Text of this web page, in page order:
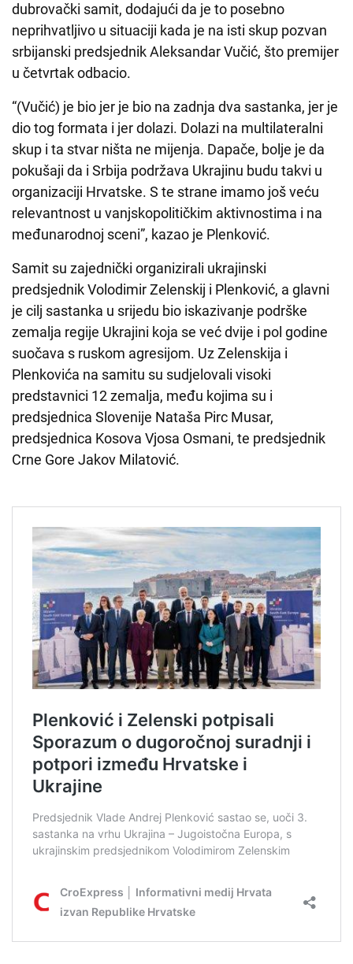
dubrovački samit, dodajući da je to posebno
neprihvatljivo u situaciji kada je na isti skup pozvan
srbijanski predsjednik Aleksandar Vučić, što premijer
u četvrtak odbacio.
“(Vučić) je bio jer je bio na zadnja dva sastanka, jer je
dio tog formata i jer dolazi. Dolazi na multilateralni
skup i ta stvar ništa ne mijenja. Dapače, bolje je da
pokušaji da i Srbija podržava Ukrajinu budu takvi u
organizaciji Hrvatske. S te strane imamo još veću
relevantnost u vanjskopolitičkim aktivnostima i na
međunarodnoj sceni”, kazao je Plenković.
Samit su zajednički organizirali ukrajinski
predsjednik Volodimir Zelenskij i Plenković, a glavni
je cilj sastanka u srijedu bio iskazivanje podrške
zemalja regije Ukrajini koja se već dvije i pol godine
suočava s ruskom agresijom. Uz Zelenskija i
Plenkovića na samitu su sudjelovali visoki
predstavnici 12 zemalja, među kojima su i
predsjednica Slovenije Nataša Pirc Musar,
predsjednica Kosova Vjosa Osmani, te predsjednik
Crne Gore Jakov Milatović.